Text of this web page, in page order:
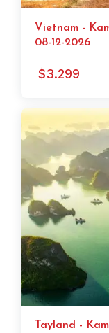
Vietnam -
08-12-2026
$3.299
Tayland -